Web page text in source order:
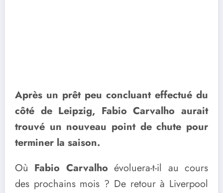
Après un prêt peu concluant effectué du
côté de Leipzig, Fabio Carvalho aurait
trouvé un nouveau point de chute pour
terminer la saison.
Où Fabio Carvalho évoluera-t-il au cours
des prochains mois ? De retour à Liverpool